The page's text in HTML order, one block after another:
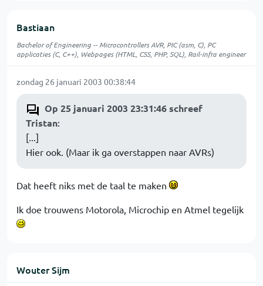
Bastiaan
Bachelor of Engineering -- Microcontrollers AVR, PIC (asm, C), PC
applicaties (C, C++), Webpages (HTML, CSS, PHP, SQL), Rail-infra engineer
zondag 26 januari 2003 00:38:44
Op 25 januari 2003 23:31:46 schreef
Tristan:
[...]
Hier ook. (Maar ik ga overstappen naar AVRs)
Dat heeft niks met de taal te maken
Ik doe trouwens Motorola, Microchip en Atmel tegelijk
Wouter Sijm